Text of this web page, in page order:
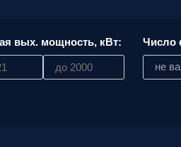
вых. мощность, кВт: Число
не